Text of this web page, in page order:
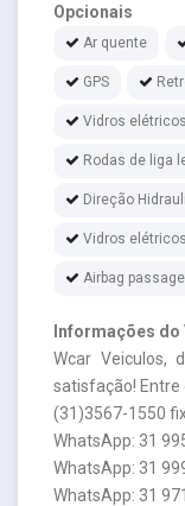
Opcionais
Ar quente
GPS
Vidros elétricos
Rodas de liga
Direção
Vidros
Airbag
Informações do
Wcar Veiculos,
satisfação! Entre
(31)3567-1550
WhatsApp: 31
WhatsApp: 31
WhatsApp: 31